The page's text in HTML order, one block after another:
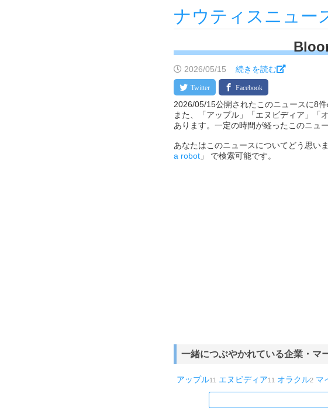
ナウティスニュー
2026/05/15 続きを読む
2026/05/15公開されたこのニュースに8
また、「アップル」「エヌビディア」「
あります。一定の時間が経ったこのニュ
あなたはこのニュースについてどう思い
a robot 」 で検索可能です。
一緒につぶやかれている企業・マ
アップル11 エヌビディア11 オラクル2 マ